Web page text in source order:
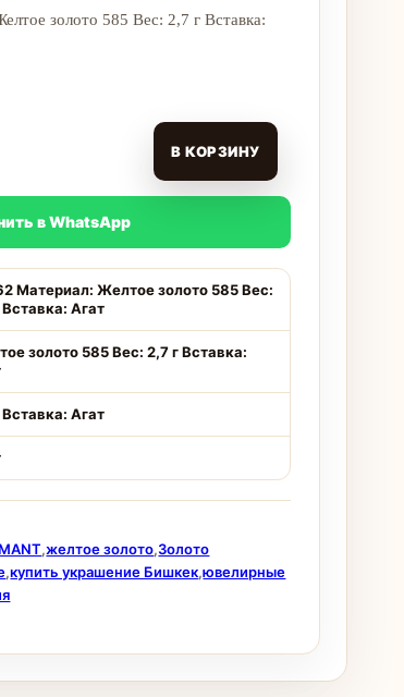
золото 585 Вес: 2,7 г Вставка:
В КОРЗИНУ
в WhatsApp
Материал: Желтое золото 585 Вес:
Вставка: Агат
золото 585 Вес: 2,7 г Вставка:
Вставка: Агат
,желтое золото,Золото
,купить украшение Бишкек,ювелирные